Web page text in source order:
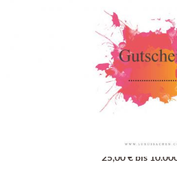
25,00 € bis